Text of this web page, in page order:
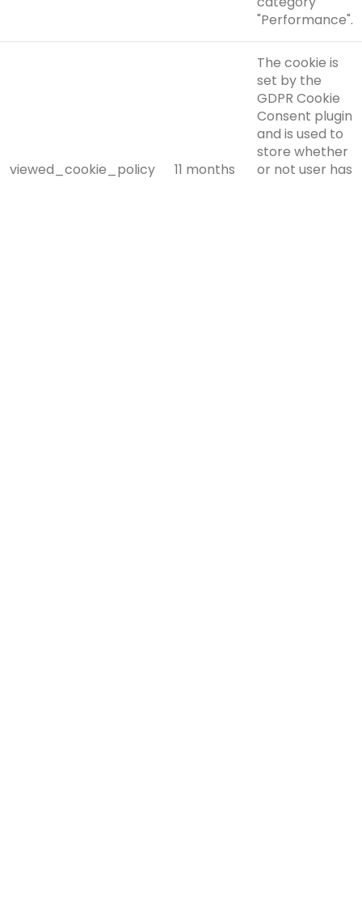
"Performance".
viewed_cookie_policy 11 months
The cookie is
set by the
GDPR Cookie
Consent plugin
and is used to
store whether
or not user has